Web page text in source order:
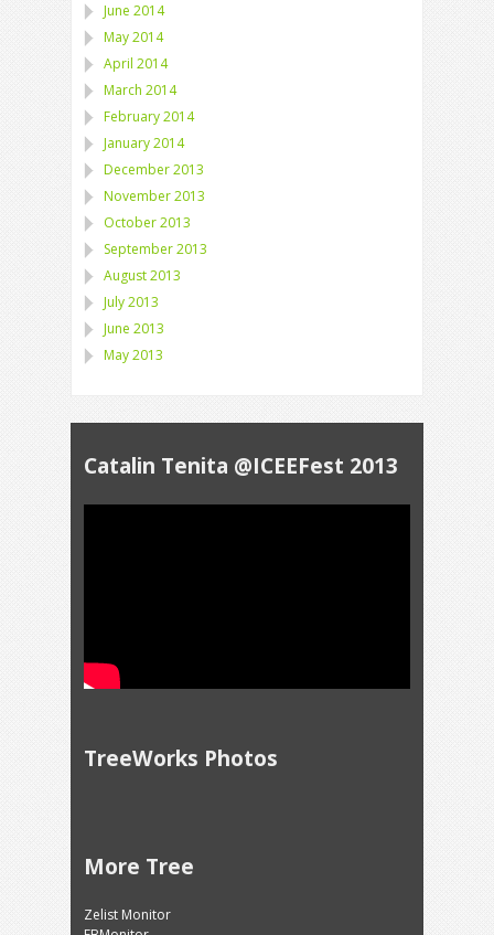
June 2014
May 2014
April 2014
March 2014
February 2014
January 2014
December 2013
November 2013
October 2013
September 2013
August 2013
July 2013
June 2013
May 2013
Catalin Tenita @ICEEFest 2013
TreeWorks Photos
More Tree
Zelist Monitor